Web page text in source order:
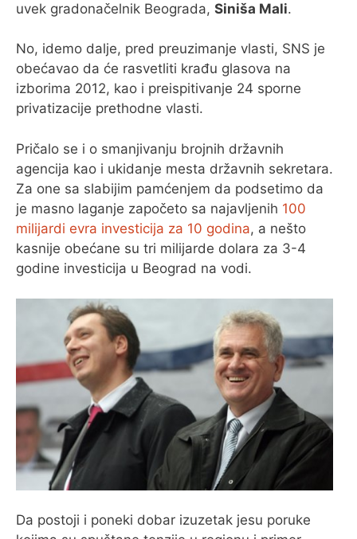
uvek gradonačelnik Beograda, Siniša Mali.
No, idemo dalje, pred preuzimanje vlasti, SNS je
obećavao da će rasvetliti krađu glasova na
izborima 2012, kao i preispitivanje 24 sporne
privatizacije prethodne vlasti.
Pričalo se i o smanjivanju brojnih državnih
agencija kao i ukidanje mesta državnih sekretara.
Za one sa slabijim pamćenjem da podsetimo da
je masno laganje započeto sa najavljenih 100
milijardi evra investicija za 10 godina, a nešto
kasnije obećane su tri milijarde dolara za 3-4
godine investicija u Beograd na vodi.
Da postoji i poneki dobar izuzetak jesu poruke